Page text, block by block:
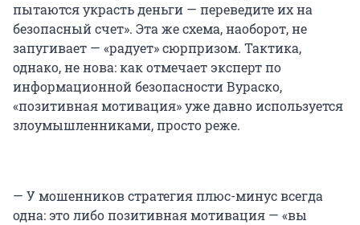
пытаются украсть деньги — переведите их на
безопасный счет». Эта же схема, наоборот, не
запугивает — «радует» сюрпризом. Тактика,
однако, не нова: как отмечает эксперт по
информационной безопасности Вураско,
«позитивная мотивация» уже давно используется
злоумышленниками, просто реже.
— У мошенников стратегия плюс-минус всегда
одна: это либо позитивная мотивация — «вы